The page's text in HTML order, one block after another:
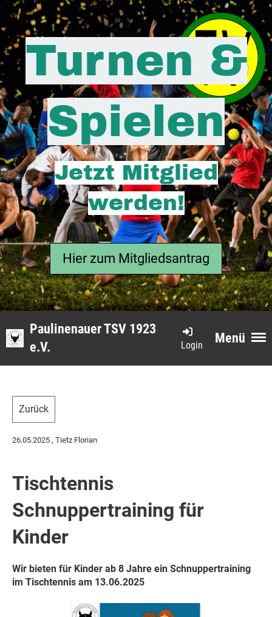
Turnen &
Spielen
Jetzt Mitglied
werden!
Hier zum Mitgliedsantrag
Menü
Login
Paulinenauer TSV 1923
e.V.
Zurück
26.05.2025 , Tietz Florian
Tischtennis
Schnuppertraining für
Kinder
Wir bieten für Kinder ab 8 Jahre ein Schnuppertraining
im Tischtennis am 13.06.2025